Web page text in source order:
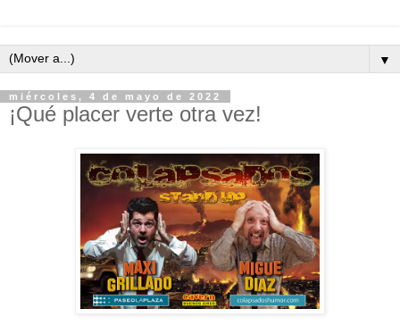
▼
miércoles, 4 de mayo de 2022
¡Qué placer verte otra vez!